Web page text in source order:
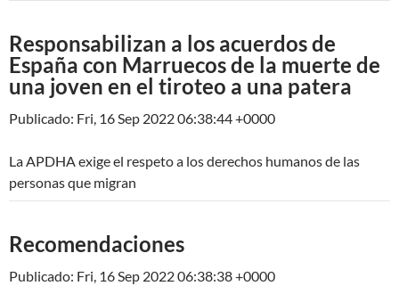
Responsabilizan a los acuerdos de
España con Marruecos de la muerte de
una joven en el tiroteo a una patera
Publicado: Fri, 16 Sep 2022 06:38:44 +0000
La APDHA exige el respeto a los derechos humanos de las
personas que migran
Recomendaciones
Publicado: Fri, 16 Sep 2022 06:38:38 +0000